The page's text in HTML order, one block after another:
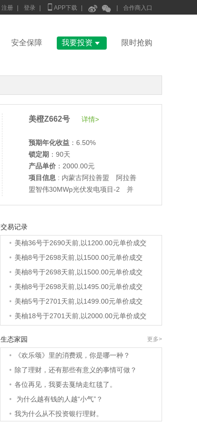
注册 登录  APP下载   合作商入口
安全保障 我要投资  限时抢购
美橙Z662号 详情>
预期年化收益 ：6.50%
锁定期 ：90天
产品单价 ：2000.00元
项目信息 : 内蒙古阿拉善盟 阿拉善
盟智伟30MWp光伏发电项目-2 并
交易记录
美柚27号于2687天前,以1995.00元单价成交
• 美柚6号于2689天前,以1200.00元单价成交
• 美柚36号于2690天前,以1200.00元单价成交
美柚8号于2698天前,以1500.00元单价成交
美柚8号于2698天前,以1500.00元单价成交
美柚8号于2698天前,以1495.00元单价成交
美柚5号于2701天前,以1499.00元单价成交
美柚18号于2701天前,以2000.00元单价成交
美柚5号于2702天前,以1499.00元单价成交
• 美柚3号于2702天前,以1500.00元单价成交
• 美柚38号于2702天前,以1500.00元单价成交
美柚20号于2716天前,以1495.00元单价成交
美柚38号于2719天前,以1500.00元单价成交
美柚10号于2719天前,以2000.00元单价成交
美柚8号于2721天前,以1490.00元单价成交
• 美柚5号于2725天前,以1498.00元单价成交
生态家园 更多>
•
《欢乐颂》里的消费观，你是哪一种？
• 除了理财，还有那些有意义的事情可做？
• 各位再见，我要去戛纳走红毯了。
•
为什么越有钱的人越“小气”？
• 我为什么从不投资银行理财。